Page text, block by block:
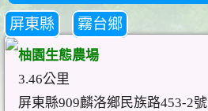
屏東縣 霧台鄉
柚園生態農場
3.46公里
屏東縣909麟洛鄉民族路453-2號